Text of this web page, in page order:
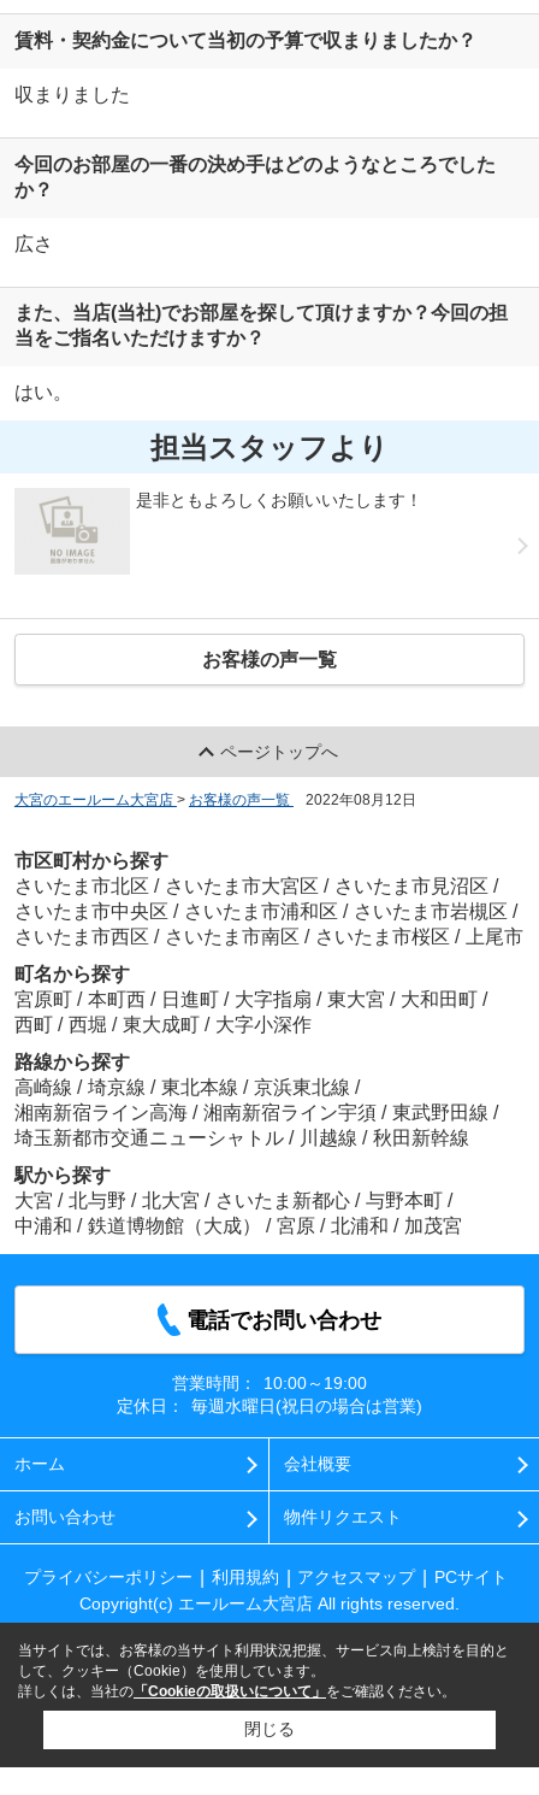
賃料・契約金について当初の予算で収まりましたか？
収まりました
今回のお部屋の一番の決め手はどのようなところでした
か？
広さ
また、当店(当社)でお部屋を探して頂けますか？今回の担
当をご指名いただけますか？
はい。
担当スタッフより
是非ともよろしくお願いいたします！
お客様の声一覧
ページトップへ
大宮のエールーム大宮店 > お客様の声一覧 2022年08月12日
市区町村から探す
さいたま市北区 / さいたま市大宮区 / さいたま市見沼区 /
さいたま市中央区 / さいたま市浦和区 / さいたま市岩槻区 /
さいたま市西区 / さいたま市南区 / さいたま市桜区 /
上尾市
町名から探す
宮原町 / 本町西 / 日進町 / 大字指扇 / 東大宮 / 大和田町 /
西町 / 西堀 / 東大成町 / 大字小深作
路線から探す
高崎線 / 埼京線 / 東北本線 / 京浜東北線 /
湘南新宿ライン高海 / 湘南新宿ライン宇須 / 東武野田線 /
埼玉新都市交通ニューシャトル / 川越線 / 秋田新幹線
駅から探す
大宮 / 北与野 / 北大宮 / さいたま新都心 / 与野本町 /
中浦和 / 鉄道博物館（大成） / 宮原 / 北浦和 / 加茂宮
電話でお問い合わせ
営業時間：
10:00～19:00
定休日：
毎週水曜日(祝日の場合は営業)
ホーム 会社概要
お問い合わせ 物件リクエスト
プライバシーポリシー 利用規約 アクセスマップ
PCサイト
Copyright(c) エールーム大宮店 All rights reserved.
当サイトでは、お客様の当サイト利用状況把握、サービス向上検討を目的と
して、クッキー（Cookie）を使用しています。
詳しくは、当社の 「Cookieの取扱いについて」 をご確認ください。
閉じる